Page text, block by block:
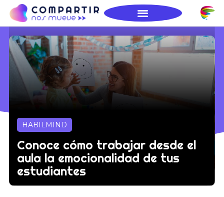
HABILMIND
Conoce cómo trabajar desde el
aula la emocionalidad de tus
estudiantes